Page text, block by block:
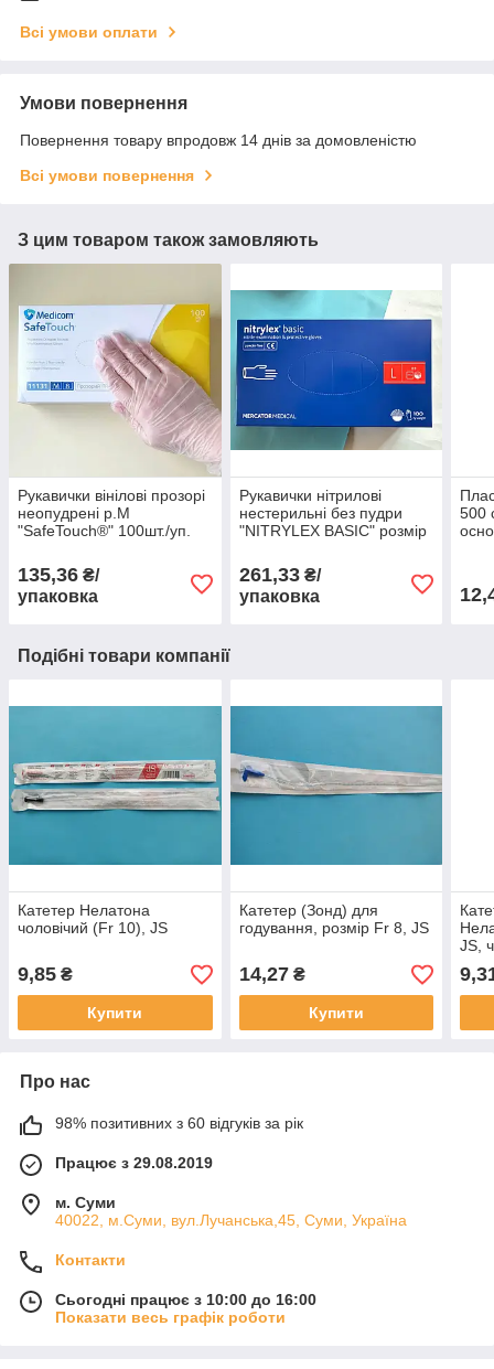
Всі умови оплати
Умови повернення
Повернення товару впродовж 14 днів за домовленістю
Всі умови повернення
З цим товаром також замовляють
Рукавички вінілові прозорі
неопудрені р.М
"SafeTouch®" 100шт./уп.
135,36 ₴/
упаковка
Рукавички нітрилові
нестерильні без пудри
"NITRYLEX BASIC" розмір
261,33₴/
упаковка
500
Подібні товари компанії
Катетер Нелатона
чоловічий (Fr 10), JS
9,85 ₴
Купити
Катетер (Зонд) для
годування, розмір Fr 8, JS
14,27₴
Купити
JS,
Про нас
98% позитивних з 60 відгуків за рік
Працює з 29.08.2019
м. Суми
40022, м.Суми, вул.Лучанська,45, Суми, Україна
Контакти
Сьогодні працює з 10:00 до 16:00
Показати весь графік роботи